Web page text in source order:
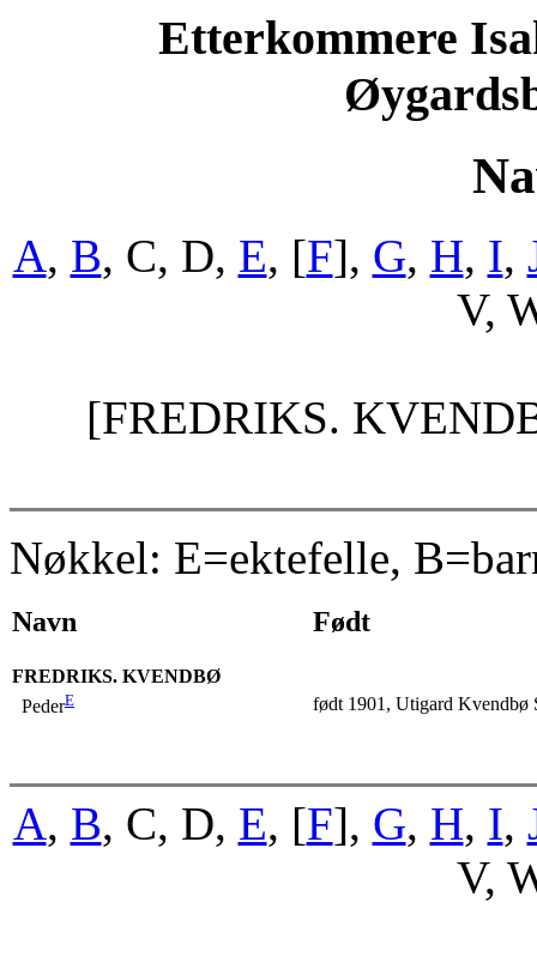
Etterkommere
A, B, C, D, E, [F], G, H, I,
V,
[FREDRIKS.
Nøkkel: E=ektefelle,
Navn Født
FREDRIKS. KVENDBØ
PederE født 1901, Utigard Kvendbø
A, B, C, D, E, [F], G, H, I,
V,